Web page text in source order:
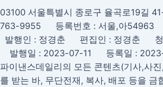
03100 서울특별시 종로구 율곡로19길
763-9955 등록번호 : 서울,아54963
발행인 : 정경춘 편집인 : 정경춘 청
발행일 : 2023-07-11 등록일 :
파이낸스데일리의 모든 콘텐츠(기사,사
를 받는 바, 무단전재, 복사, 배포 등을 금